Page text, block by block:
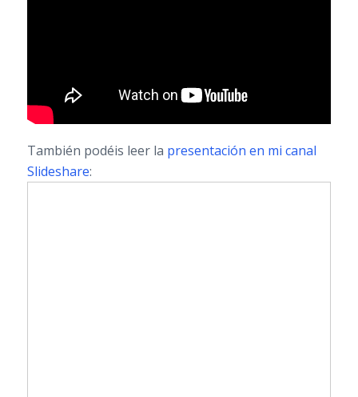
También podéis leer la presentación en mi canal
Slideshare: